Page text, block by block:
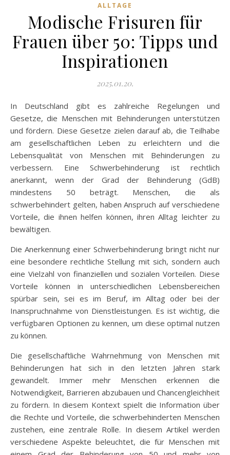
ALLTAGE
Modische Frisuren für
Frauen über 50: Tipps und
Inspirationen
2025.01.20.
In Deutschland gibt es zahlreiche Regelungen und
Gesetze, die Menschen mit Behinderungen unterstützen
und fördern. Diese Gesetze zielen darauf ab, die Teilhabe
am gesellschaftlichen Leben zu erleichtern und die
Lebensqualität von Menschen mit Behinderungen zu
verbessern. Eine Schwerbehinderung ist rechtlich
anerkannt, wenn der Grad der Behinderung (GdB)
mindestens 50 beträgt. Menschen, die als
schwerbehindert gelten, haben Anspruch auf verschiedene
Vorteile, die ihnen helfen können, ihren Alltag leichter zu
bewältigen.
Die Anerkennung einer Schwerbehinderung bringt nicht nur
eine besondere rechtliche Stellung mit sich, sondern auch
eine Vielzahl von finanziellen und sozialen Vorteilen. Diese
Vorteile können in unterschiedlichen Lebensbereichen
spürbar sein, sei es im Beruf, im Alltag oder bei der
Inanspruchnahme von Dienstleistungen. Es ist wichtig, die
verfügbaren Optionen zu kennen, um diese optimal nutzen
zu können.
Die gesellschaftliche Wahrnehmung von Menschen mit
Behinderungen hat sich in den letzten Jahren stark
gewandelt. Immer mehr Menschen erkennen die
Notwendigkeit, Barrieren abzubauen und Chancengleichheit
zu fördern. In diesem Kontext spielt die Information über
die Rechte und Vorteile, die schwerbehinderten Menschen
zustehen, eine zentrale Rolle. In diesem Artikel werden
verschiedene Aspekte beleuchtet, die für Menschen mit